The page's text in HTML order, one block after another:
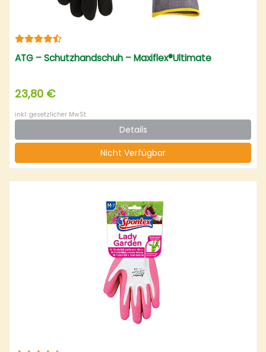
ATG – Schutzhandschuh – Maxiflex®Ultimate
23,80 €
inkl. gesetzlicher MwSt.
Details
Nicht Verfügbar